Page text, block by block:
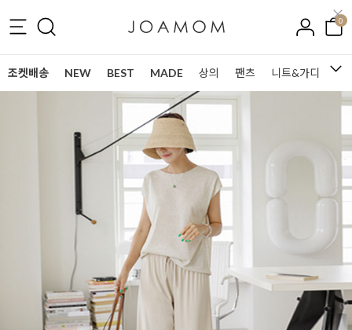
0
조켓배송 NEW BEST MADE 상의 팬츠 니트&가디건